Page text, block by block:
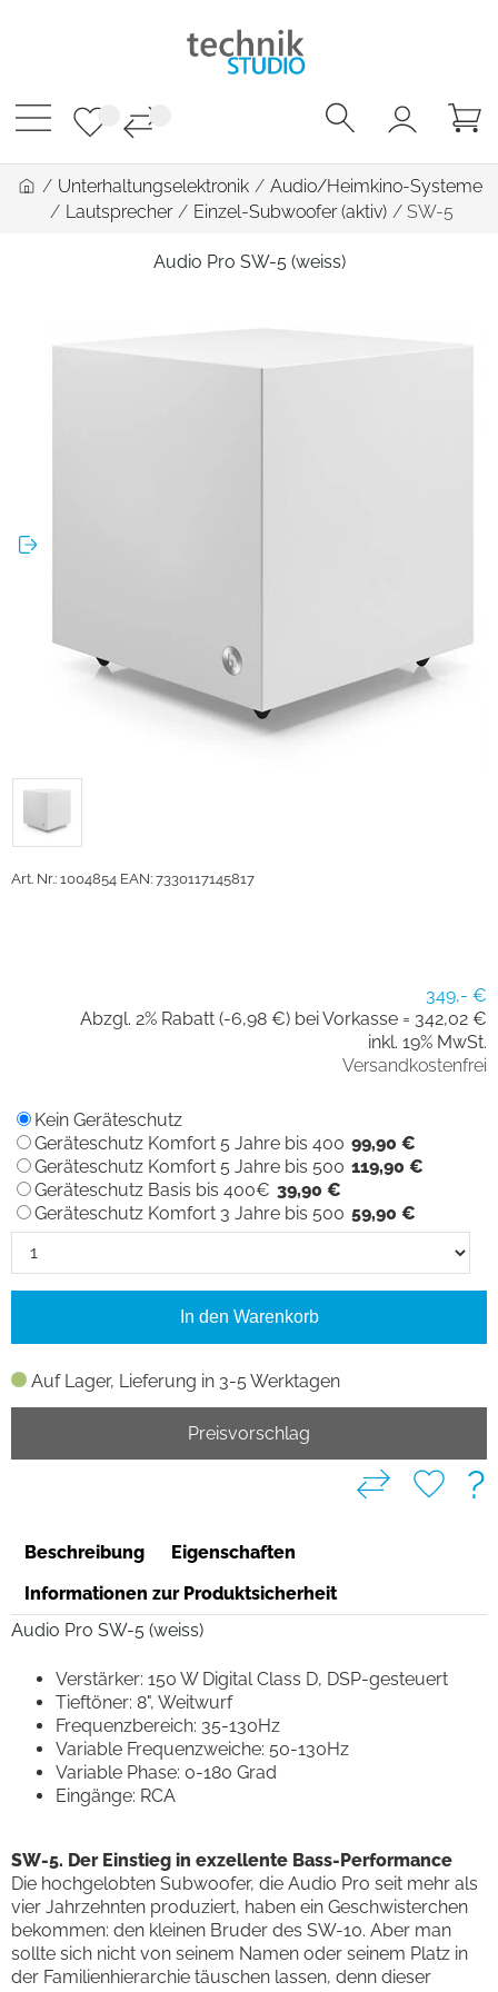
/ Unterhaltungselektronik / Audio/Heimkino-Systeme
/ Lautsprecher/ Einzel-Subwoofer (aktiv) / SW-5
Audio Pro SW-5 (weiss)
Art. Nr.: 1004854 EAN: 7330117145817
349,- €
Abzgl. 2% Rabatt (-6,98 €) bei Vorkasse = 342,02 €
inkl. 19% MwSt.
Versandkostenfrei
Auf Lager, Lieferung in 3-5 Werktagen
Kein Geräteschutz
Geräteschutz Komfort 5 Jahre bis 400 99,90 €
Geräteschutz Komfort 5 Jahre bis 500 119,90 €
Geräteschutz Basis bis 400€ 39,90 €
Geräteschutz Komfort 3 Jahre bis 500 59,90 €
In den Warenkorb
Preisvorschlag
?
Beschreibung
Eigenschaften
Informationen zur Produktsicherheit
Audio Pro SW-5 (weiss)
Verstärker: 150 W Digital Class D, DSP-gesteuert
Tieftöner: 8", Weitwurf
Frequenzbereich: 35-130Hz
Variable Frequenzweiche: 50-130Hz
Variable Phase: 0-180 Grad
Eingänge: RCA
SW-5. Der Einstieg in exzellente Bass-Performance
Die hochgelobten Subwoofer, die Audio Pro seit mehr als
vier Jahrzehnten produziert, haben ein Geschwisterchen
bekommen: den kleinen Bruder des SW-10. Aber man
sollte sich nicht von seinem Namen oder seinem Platz in
der Familienhierarchie täuschen lassen, denn dieser